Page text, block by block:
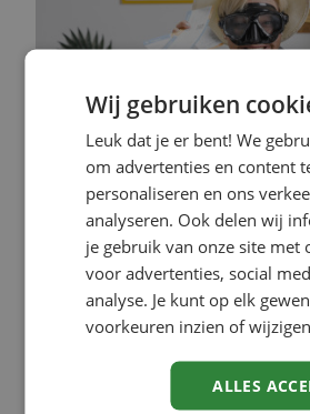
Werkgeluk
Op vakantie zonder
deze 5 tips vertrek je
Je kijkt er al weken naar uit: vakantie.
geen volle agenda en geen Microsoft
telefoon. Maar vlak voordat je vertrekt,
anders. De stress slaat toe. Wat moet
werk over? En hoe zorg je dat je na
Wij gebruiken
Leuk dat je er bent! We
om advertenties en content
personaliseren en ons
analyseren. Ook delen wij
je gebruik van onze site met
voor advertenties, social
analyse. Je kunt op elk
voorkeuren inzien of
ALLES